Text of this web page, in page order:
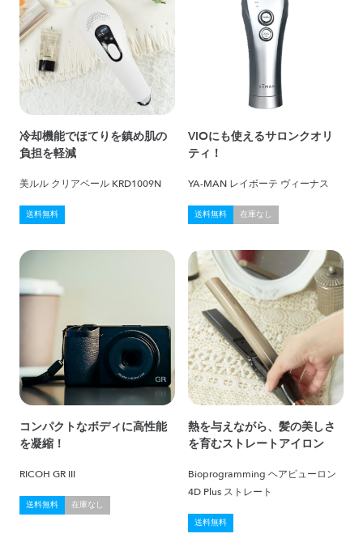
冷却機能でほてりを鎮め肌の
負担を軽減
美ルル クリアベール KRD1009N
送料無料
VIOにも使えるサロンクオリ
ティ！
YA-MAN レイボーテ ヴィーナス
送料無料 在庫なし
コンパクトなボディに高性能
を凝縮！
RICOH GR III
送料無料 在庫なし
熱を与えながら、髪の美しさ
を育むストレートアイロン
Bioprogramming ヘアビューロン
4D Plus ストレート
送料無料